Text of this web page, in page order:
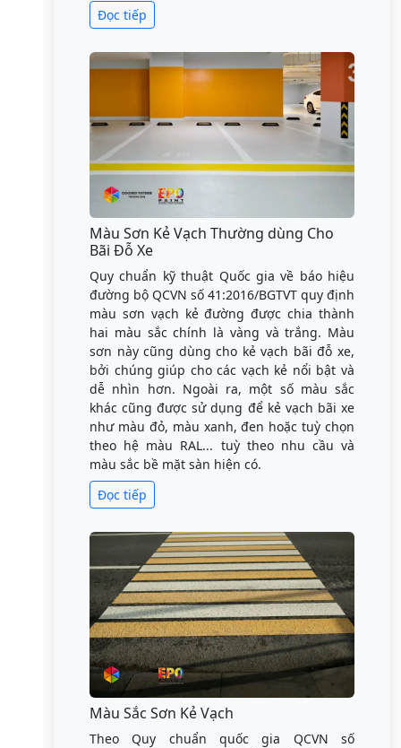
Đọc tiếp
Màu Sơn Kẻ Vạch Thường dùng Cho
Bãi Đỗ Xe
Quy chuẩn kỹ thuật Quốc gia về báo hiệu
đường bộ QCVN số 41:2016/BGTVT quy định
màu sơn vạch kẻ đường được chia thành
hai màu sắc chính là vàng và trắng. Màu
sơn này cũng dùng cho kẻ vạch bãi đỗ xe,
bởi chúng giúp cho các vạch kẻ nổi bật và
dễ nhìn hơn. Ngoài ra, một số màu sắc
khác cũng được sử dụng để kẻ vạch bãi xe
như màu đỏ, màu xanh, đen hoặc tuỳ chọn
theo hệ màu RAL... tuỳ theo nhu cầu và
màu sắc bề mặt sàn hiện có.
Đọc tiếp
Màu Sắc Sơn Kẻ Vạch
Theo Quy chuẩn quốc gia QCVN số